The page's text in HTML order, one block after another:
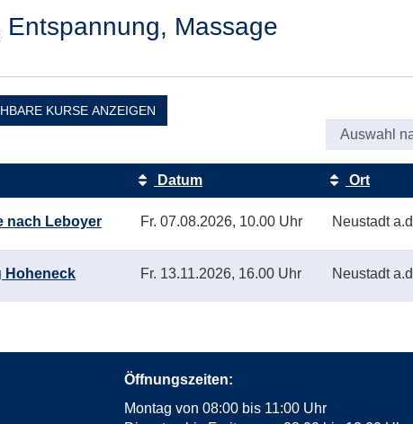
Entspannung, Massage
KURSE ANZEIGEN
Datum Ort
nach Leboyer
Fr. 07.08.2026, 10.00 Uhr Neustadt
Hoheneck Fr. 13.11.2026, 16.00 Uhr Neustadt
Öffnungszeiten:
Montag von 08:00 bis 11:00 Uhr